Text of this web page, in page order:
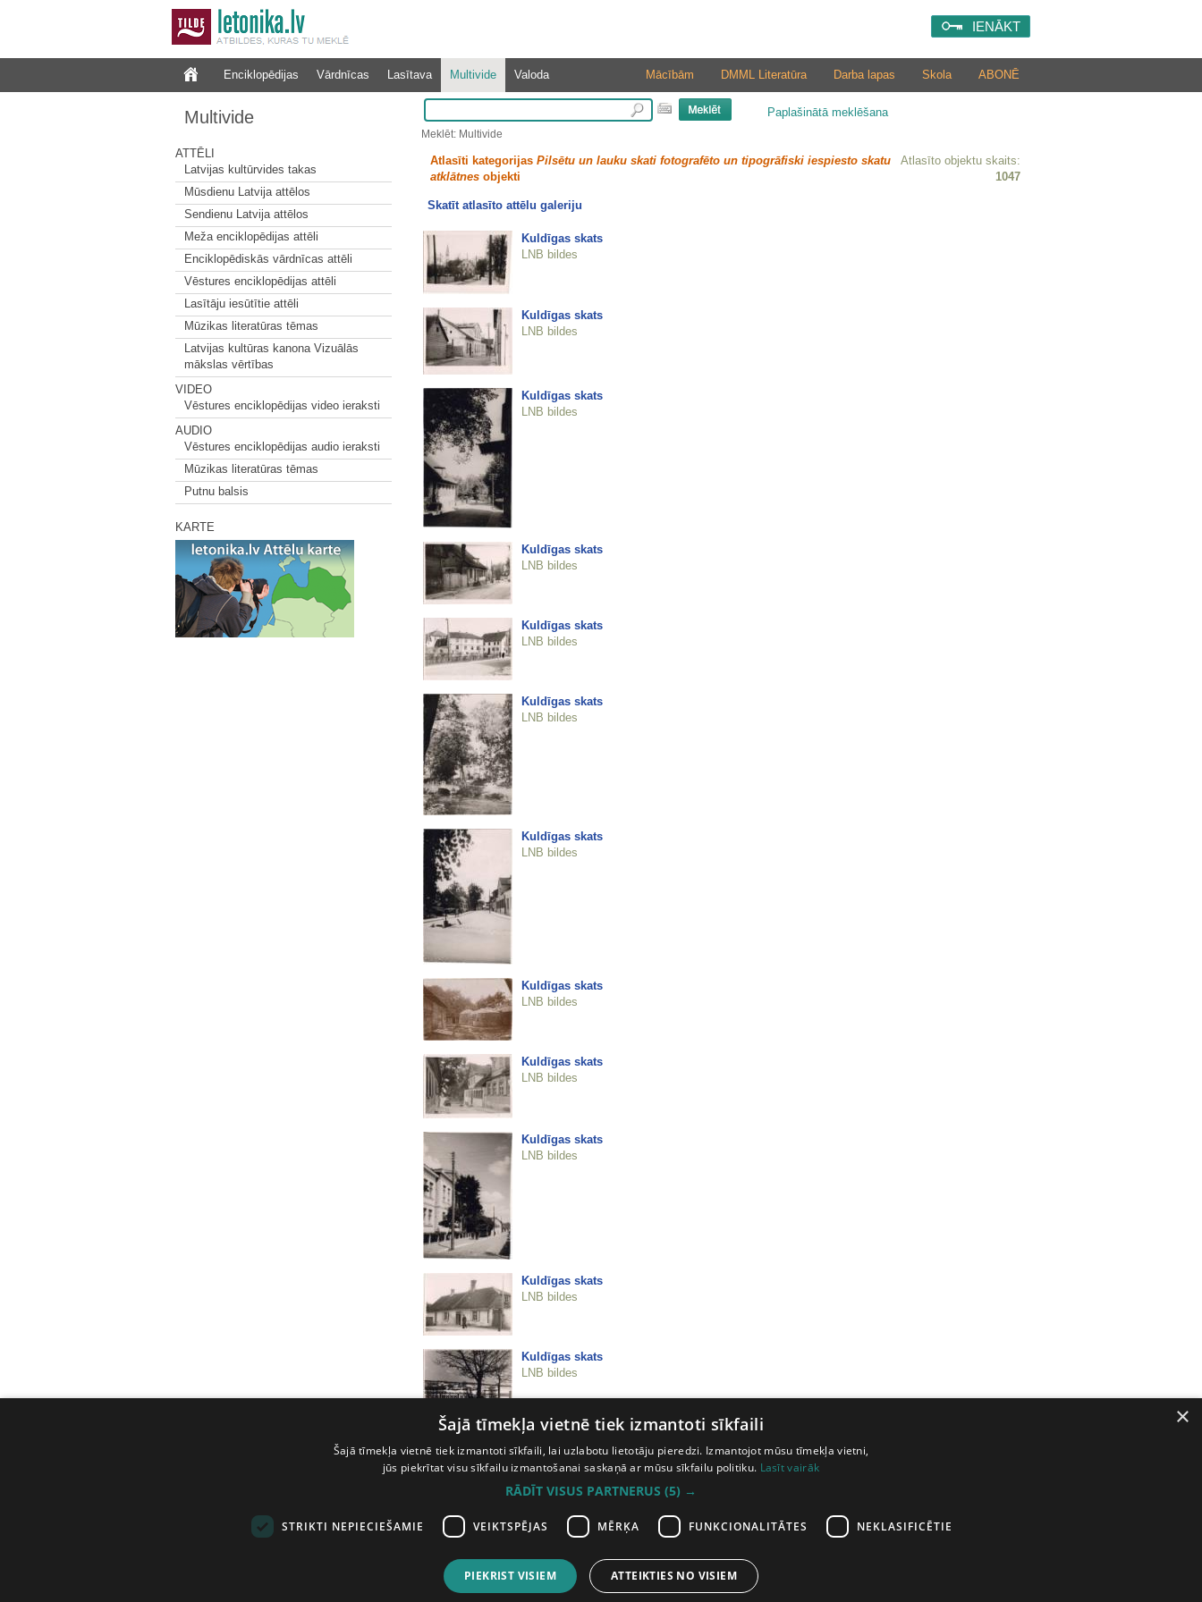
IENĀKT
Enciklopēdijas Vārdnīcas Lasītava Multivide Valoda ABONĒ
Skola
Darba lapas
DMML Literatūra
Mācībām
Multivide
ATTĒLI
Latvijas kultūrvides takas
Mūsdienu Latvija attēlos
Sendienu Latvija attēlos
Meža enciklopēdijas attēli
Enciklopēdiskās vārdnīcas attēli
Vēstures enciklopēdijas attēli
Lasītāju iesūtītie attēli
Mūzikas literatūras tēmas
Latvijas kultūras kanona Vizuālās
mākslas vērtības
VIDEO
Vēstures enciklopēdijas video ieraksti
AUDIO
Vēstures enciklopēdijas audio ieraksti
Mūzikas literatūras tēmas
Putnu balsis
KARTE
Paplašinātā meklēšana
Meklēt: Multivide
Atlasīti kategorijas Pilsētu un lauku skati fotografēto un tipogrāfiski iespiesto skatu
atklātnesobjekti
Atlasīto objektu skaits:
1047
Skatīt atlasīto attēlu galeriju
Kuldīgas skats
LNB bildes
Kuldīgas skats
LNB bildes
Kuldīgas skats
LNB bildes
Kuldīgas skats
LNB bildes
Kuldīgas skats
LNB bildes
Kuldīgas skats
LNB bildes
Kuldīgas skats
LNB bildes
Kuldīgas skats
LNB bildes
Kuldīgas skats
LNB bildes
Kuldīgas skats
LNB bildes
Kuldīgas skats
LNB bildes
Kuldīgas skats
LNB bildes
Kuldīgas skats
LNB bildes
LNB bildes
iepriekšējā lapa 10 12 13 14 15 16 17 18 19 21
×
Šajā tīmekļa vietnē tiek izmantoti sīkfaili
Šajā tīmekļa vietnē tiek izmantoti sīkfaili, lai uzlabotu lietotāju pieredzi. Izmantojot mūsu tīmekļa vietni,
jūs piekrītat visu sīkfailu izmantošanai saskaņā ar mūsu sīkfailu politiku. Lasīt vairāk
RĀDĪT VISUS PARTNERUS (5) →
STRIKTI NEPIECIEŠAMIE VEIKTSPĒJAS MĒRĶA FUNKCIONALITĀTES NEKLASIFICĒTIE
PIEKRIST VISIEM ATTEIKTIES NO VISIEM